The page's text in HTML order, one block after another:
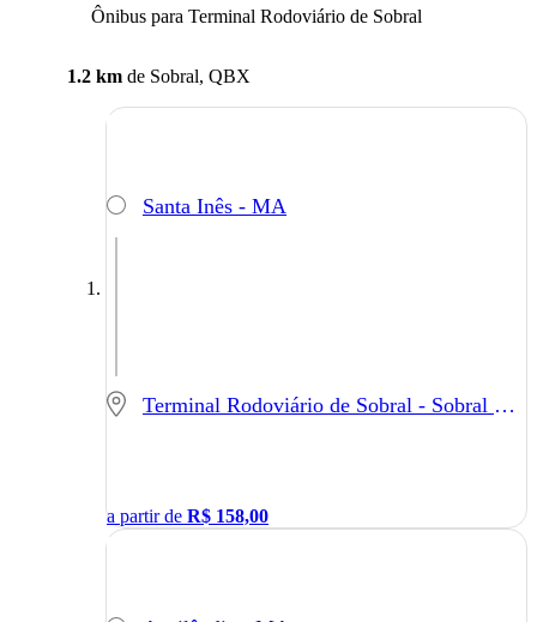
Ônibus para Terminal Rodoviário de Sobral
1.2 km de Sobral, QBX
Santa Inês - MA
Terminal Rodoviário de Sobral - Sobral - CE
a partir de R$ 158,00